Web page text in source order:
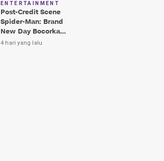
ENTERTAINMENT
Post-Credit Scene
Spider-Man: Brand
New Day Bocorkan
Lokasi Peter di Luar
4 hari yang lalu